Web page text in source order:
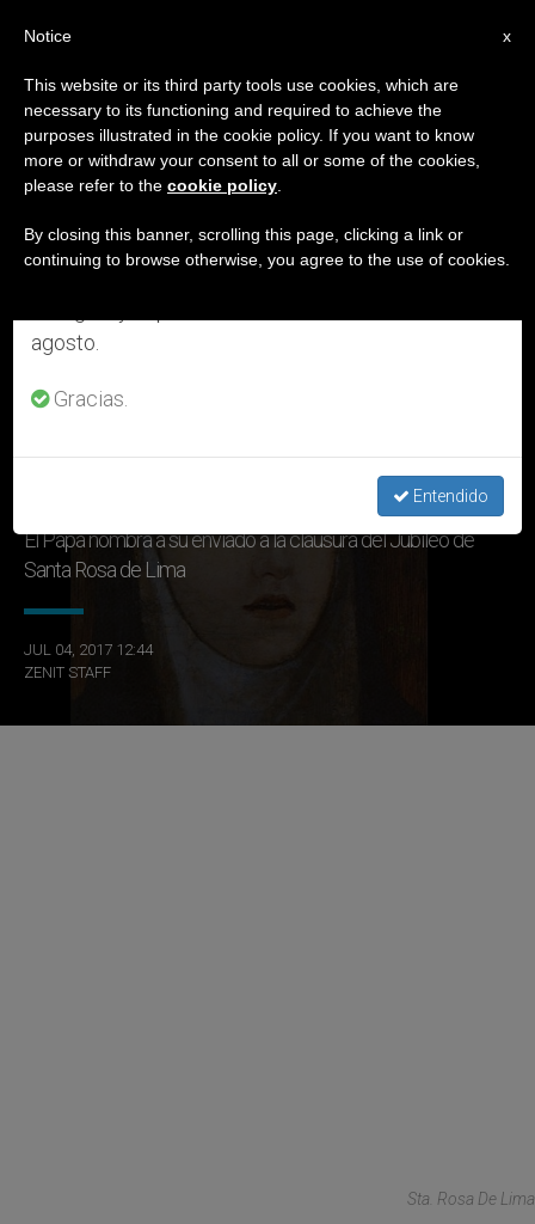
ETIQUETA
Posts Tagged
‘delegado Pontificio’
ÚLTIMAS NOTICIAS
El Papa nombra a su enviado a la clausura del Jubileo de
Santa Rosa de Lima
JUL 04, 2017 12:44
ZENIT STAFF
Sta. Rosa De Lima
×
Aviso importante
Del 27 de julio al 7 de agosto haremos la pausa
anual, aprovechando que en el periodo de verano
se generan menos informaciones y también el
agosto.
Gracias.
Entendido
x
Notice
This website or its third party tools use cookies, which are
necessary to its functioning and required to achieve the
purposes illustrated in the cookie policy. If you want to know
more or withdraw your consent to all or some of the cookies,
please refer to the cookie policy
By closing this banner, scrolling this page, clicking a link or
continuing to browse otherwise, you agree to the use of cookies.